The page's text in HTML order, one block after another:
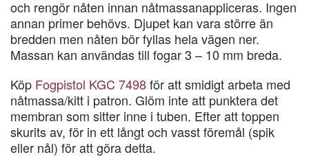
och rengör nåten innan nåtmassanappliceras. Ingen
annan primer behövs. Djupet kan vara större än
bredden men nåten bör fyllas hela vägen ner.
Massan kan användas till fogar 3 – 10 mm breda.
Köp Fogpistol KGC 7498för att smidigt arbeta med
nåtmassa/kitt i patron. Glöm inte att punktera det
membran som sitter inne i tuben. Efter att toppen
skurits av, för in ett långt och vasst föremål (spik
eller nål) för att göra detta.